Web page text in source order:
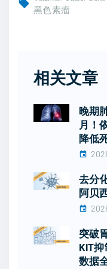
黑色素瘤
相关文章
晚期
月！
降低
去分
阿贝
突破
KIT
数据